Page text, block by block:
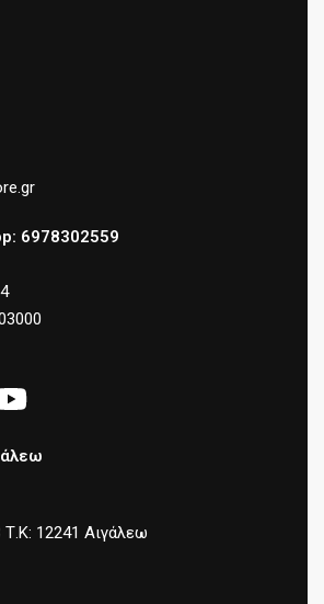
6978302559
12241 Αιγάλεω